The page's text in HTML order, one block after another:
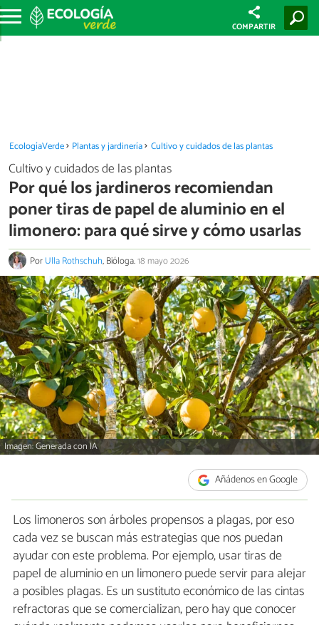
COMPARTIR
EcologíaVerde Plantas y jardinería Cultivo y cuidados de las plantas
Cultivo y cuidados de las plantas
Por qué los jardineros recomiendan
poner tiras de papel de aluminio en el
limonero: para qué sirve y cómo usarlas
PorUlla Rothschuh, Bióloga.18 mayo 2026
Imagen: Generada con IA
Añádenos en Google
Los limoneros son árboles propensos a plagas, por eso
cada vez se buscan más estrategias que nos puedan
ayudar con este problema. Por ejemplo, usar tiras de
papel de aluminio en un limonero puede servir para alejar
a posibles plagas. Es un sustituto económico de las cintas
refractoras que se comercializan, pero hay que conocer